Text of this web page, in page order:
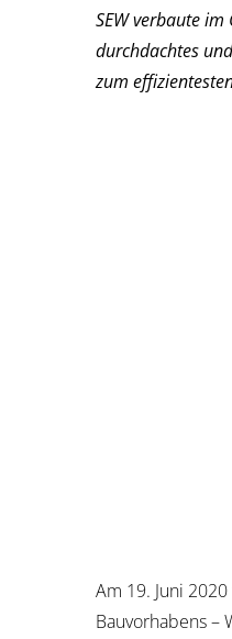
SEW verbaute
durchdachtes
zum
Am 19. Juni
Bauvorhabens –